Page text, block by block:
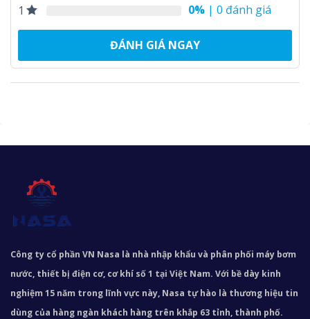
1
0% | 0 đánh giá
ĐÁNH GIÁ NGAY
Công ty cổ phần VN Nasa là nhà nhập khẩu và phân phối máy bơm
nước, thiết bị điện cơ, cơ khí số 1 tại Việt Nam. Với bề dày kinh
nghiệm 15 năm trong lĩnh vực này, Nasa tự hào là thương hiệu tin
dùng của hàng ngàn khách hàng trên khắp 63 tỉnh, thành phố.